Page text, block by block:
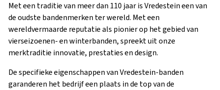
Met een traditie van meer dan 110 jaar is Vredestein een van
de oudste bandenmerken ter wereld. Met een
wereldvermaarde reputatie als pionier op het gebied van
vierseizoenen- en winterbanden, spreekt uit onze
merktraditie innovatie, prestaties en design.
De specifieke eigenschappen van Vredestein-banden
garanderen het bedrijf een plaats in de top van de